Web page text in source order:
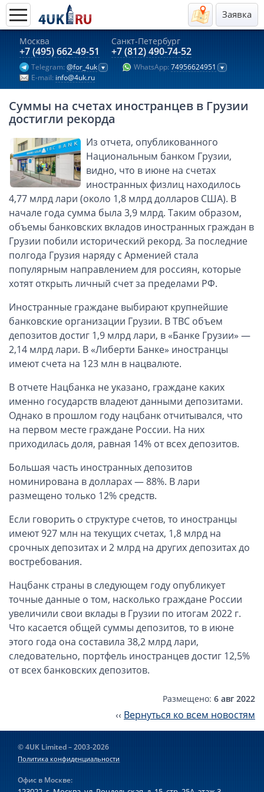
Заявка
Москва
+7 (495) 662-49-51
Санкт-Петербург
+7 (812) 490-74-52
Telegram: @for_4uk WhatsApp: 74956624951
E-mail: info@4uk.ru
Актуальные предложения 2026
Компании в Гонконге
Английские компании LTD
Киргизия (компания и счёт)
Компании в Китае
Kомпания в Канаде с лицензией MSB
Казахстан (компания и счёт)
Открытие счета в банках Казахстана
Платежная система Гонконга
Платежная система Великобритании
Платежная система Маврикия
Платежная система Казахстана
ОАЭ, Дубай (компания и счёт)
ОАЭ, Аджман (компания и счёт)
Оффшоры на Сейшелах
Турция (компания и счёт)
Счёт и карта в Турции для физлиц
Счёт и карта в Киргизии для физлиц
Гражданство Вануату
Гражданство Сьерра-Леоне
Европейские и резидентные компании
Английские партнерства LLP
Ирландские компании LTD
Компании в Сингапуре
Компании на Кипре
Канадские компании LTD
Канадские партнерства LP
Компании в США (Флорида)
Оффшорные компании
Оффшоры в Белизе
Оффшоры на БВО (BVI)
Финансовая отчетность
Ликвидация зарубежных компаний
Открытие счёта
Суммы на счетах иностранцев в Грузии
достигли рекорда
Из отчета, опубликованного
Национальным банком Грузии,
видно, что в июне на счетах
иностранных физлиц находилось
4,77 млрд лари (около 1,8 млрд долларов США). В
начале года сумма была 3,9 млрд. Таким образом,
объемы банковских вкладов иностранных граждан в
Грузии побили исторический рекорд. За последние
полгода Грузия наряду с Арменией стала
популярным направлением для россиян, которые
хотят открыть личный счет за пределами РФ.
Иностранные граждане выбирают крупнейшие
банковские организации Грузии. В TBC объем
депозитов достиг 1,9 млрд лари, в «Банке Грузии» —
2,14 млрд лари. В «Либерти Банке» иностранцы
имеют счета на 123 млн в нацвалюте.
В отчете Нацбанка не указано, граждане каких
именно государств владеют данными депозитами.
Однако в прошлом году нацбанк отчитывался, что
на первом месте граждане России. На них
приходилась доля, равная 14% от всех депозитов.
Большая часть иностранных депозитов
номинирована в долларах — 88%. В лари
размещено только 12% средств.
Если говорить о структуре счетов, то иностранцы
имеют 927 млн на текущих счетах, 1,8 млрд на
срочных депозитах и 2 млрд на других депозитах до
востребования.
Нацбанк страны в следующем году опубликует
точные данные о том, насколько граждане России
увеличили свои вклады в Грузии по итогам 2022 г.
Что касается общей суммы депозитов, то в июне
этого года она составила 38,2 млрд лари,
следовательно, портфель иностранцев достиг 12,5%
от всех банковских депозитов.
Размещено: 6 авг 2022
‹‹ Вернуться ко всем новостям
© 4UK Limited – 2003-2026
Политика конфиденциальности
Офис в Москве: